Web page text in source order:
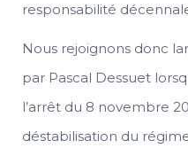
responsabilité
Nous rejoignons donc
par Pascal Dessuet
l’arrêt du 8 novembre
déstabilisation du